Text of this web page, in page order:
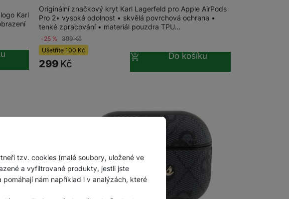
tzv. cookies (malé soubory, uložené ve
a vyfiltrované produkty, jestli jste
nám například i v analýzách, které
Karl
Originální značkový kryt Karl Lagerfeld pro Apple AirPods
Pro 2• vysoká odolnost • skvělá povrchová ochrana •
tenké zpracování • materiál pouzdra TPU…
-25 % 399Kč
Ušetříte 100 Kč
299 Kč
Do košíku